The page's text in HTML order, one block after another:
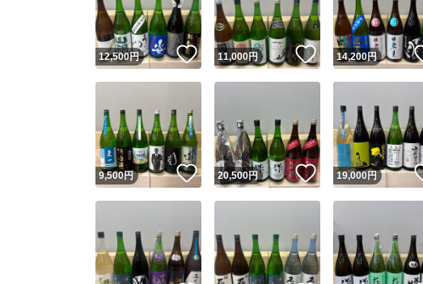
他フリマ実績◯+
スピード&安心発送
※このバッジは実績に
スピード＆安心
スピード発送
安心発送
12,500円 いいね！
11,000円 いいね！
14,200円
9,500円 いいね！
20,500円 いいね！
19,000円